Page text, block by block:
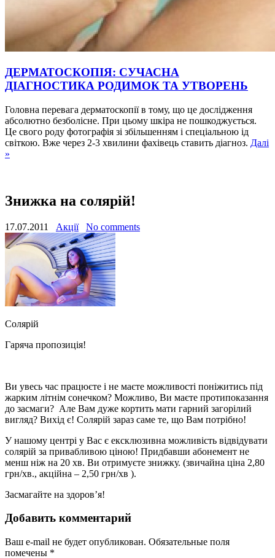
ДЕРМАТОСКОПІЯ: СУЧАСНА
ДІАГНОСТИКА РОДИМОК ТА УТВОРЕНЬ
Головна перевага дерматоскопії в тому, що це дослідження
абсолютно безболісне. При цьому шкіра не пошкоджується.
Це свого роду фотографія зі збільшенням і спеціальною ід
світкою. Вже через 2-3 хвилини фахівець ставить діагноз. Далі
»
Знижка на солярій!
17.07.2011 Акції No comments
Солярій
Гаряча пропозиція!
Ви увесь час працюєте і не маєте можливості поніжитись під
жарким літнім сонечком? Можливо, Ви маєте протипоказання
до засмаги? Але Вам дуже кортить мати гарний загорілий
вигляд? Вихід є! Солярій зараз саме те, що Вам потрібно!
У нашому центрі у Вас є ексклюзивна можливість відвідувати
солярій за привабливою ціною! Придбавши абонемент не
менш ніж на 20 хв. Ви отримуєте знижку. (звичайна ціна 2,80
грн/хв., акційна – 2,50 грн/хв ).
Засмагайте на здоров’я!
Добавить комментарий
Ваш e-mail не будет опубликован. Обязательные поля
помечены *